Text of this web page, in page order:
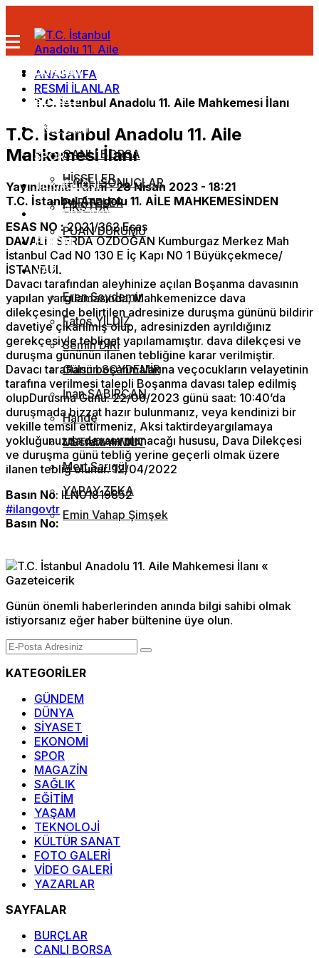
GÜNDEM
DÜNYA
SİYASET
EKONOMİ
CANLI BORSA
HİSSELER
PARİTELER
SPOR
CANLI SONUÇLAR
FİKSTÜR
PUAN DURUMU
TEKNOLOJİ
KÜLTÜR SANAT
EĞİTİM
YAZARLAR
Eren Soydemir
Fatoş YILDIZ
Semih DİRİ
Gülsün SOYDEMİR
İnan SABIRCAN
Hande
USTAMAHMUT
Mustafa AYDIN
Mert Sarıgül
YAPAY ZEKA
Emin Vahap Şimşek
ANASAYFA
RESMİ İLANLAR
T.C. İstanbul Anadolu 11. Aile Mahkemesi İlanı
T.C. İstanbul Anadolu 11. Aile
Mahkemesi İlanı
Yayınlanma Tarihi :28 Nisan 2023 - 18:21
T.C. İstanbul Anadolu 11. AİLE MAHKEMESİNDEN
ESAS NO :2021/362 Esas
DAVALI : SERDA ÖZDOĞAN Kumburgaz Merkez Mah
İstanbul Cad N0 130 E İç Kapı N0 1 Büyükçekmece/
İSTANBUL
Davacı tarafından aleyhinize açılan Boşanma davasının
yapılan yargılamasında; Mahkemenizce dava
dilekçesinde belirtilen adresinize duruşma gününü bildirir
davetiye çıkarılmış olup, adresinizden ayrıldığınız
gerekçesiyle tebligat yapılamamıştır. dava dilekçesi ve
duruşma gününün ilanen tebliğine karar verilmiştir.
Davacı tarafların boşanmalarına veçocukların velayetinin
tarafına verilmesi talepli Boşanma davası talep edilmiş
olupDurusma Günü: 22/06/2023 günü saat: 10:40’da
duruşmada bizzat hazır bulunmanız, veya kendinizi bir
vekille temsil ettirmeniz, Aksi taktirdeyargılamaya
yokluğunuzda devam olunacağı hususu, Dava Dilekçesi
ve duruşma günü tebliğ yerine geçerli olmak üzere
ilanen tebliğ olunur. 12/04/2022
Basın No: ILN01819852
#ilangovtr
Basın No:
Günün önemli haberlerinden anında bilgi sahibi olmak
istiyorsanız eğer haber bültenine üye olun.
KATEGORİLER
GÜNDEM
DÜNYA
SİYASET
EKONOMİ
SPOR
MAGAZİN
SAĞLIK
EĞİTİM
YAŞAM
TEKNOLOJİ
KÜLTÜR SANAT
FOTO GALERİ
VİDEO GALERİ
YAZARLAR
SAYFALAR
BURÇLAR
CANLI BORSA